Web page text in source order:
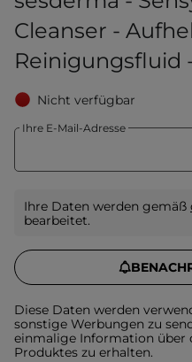
Cleanser -
Reinigungsfluid
Nicht verfügbar
Ihre E-Mail-Adresse
Ihre Daten werden gemäß
bearbeitet.
Diese Daten werden
sonstige Werbungen zu
einmalige Information über
Produktes zu erhalten.